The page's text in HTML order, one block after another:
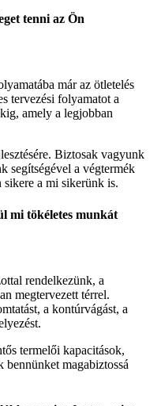
tenni az Ön
már az ötletelés
tervezési folyamatot a
amely a legjobban
Biztosak vagyunk
segítségével a végtermék
sikere a mi sikerünk is.
mi tökéletes munkát
rendelkezünk, a
megtervezett térrel.
a kontúrvágást, a
termelői kapacitások,
bennünket magabiztossá